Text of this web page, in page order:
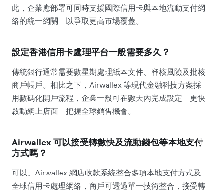
此，企業應部署可同時支援國際信用卡與本地流動支付網
絡的統一網關，以爭取更高市場覆蓋。
設定香港信用卡處理平台一般需要多久？
傳統銀行通常需要數星期處理紙本文件、審核風險及批核
商戶帳戶。相比之下，Airwallex 等現代金融科技方案採
用數碼化開戶流程，企業一般可在數天內完成設定，更快
啟動網上店面，把握全球銷售機會。
Airwallex 可以接受轉數快及流動錢包等本地支付
方式嗎？
可以。Airwallex 網店收款系統整合多項本地支付方式及
全球信用卡處理網絡，商戶可透過單一技術整合，接受轉